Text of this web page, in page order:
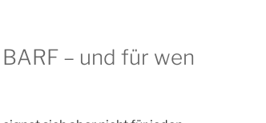
– und für wen